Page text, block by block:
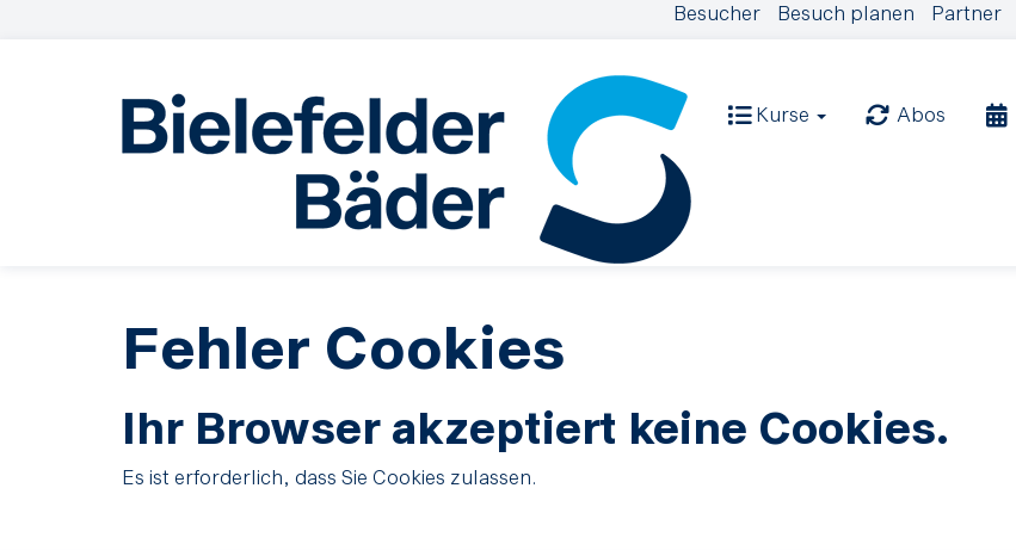
Besucher Besuch planen Partner
Kurse Abos
Fehler Cookies
Ihr Browser akzeptiert keine Cookies.
Es ist erforderlich, dass Sie Cookies zulassen.